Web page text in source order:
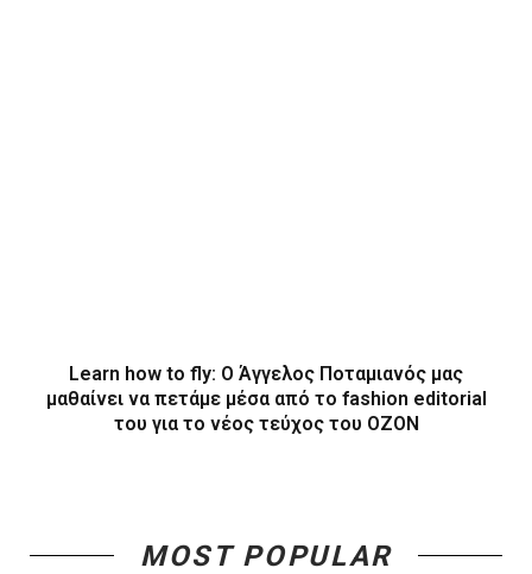
Learn how to fly: O Άγγελος Ποταμιανός μας
μαθαίνει να πετάμε μέσα από το fashion editorial
του για το νέος τεύχος του ΟΖΟΝ
MOST POPULAR